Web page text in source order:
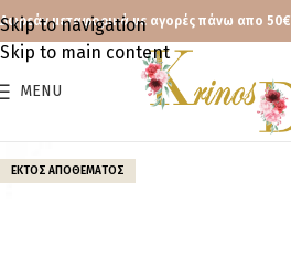
Skip to navigation
Skip to main content
Δωρεάν μεταφορικά με αγορές πάνω απο 50€
MENU
ΕΚΤΌΣ ΑΠΟΘΈΜΑΤΟΣ